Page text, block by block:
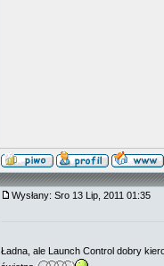
Wysłany: Sro 13 Lip, 2011 01:35
Ładna, ale Launch Control dobry